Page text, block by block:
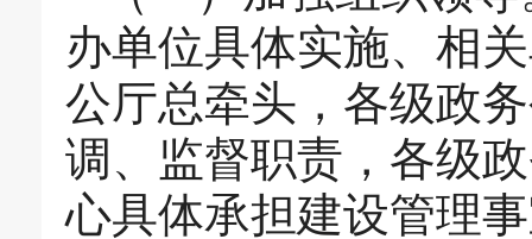
办单位具体实施、相
公厅总牵头，各级政
调、监督职责，各级
心具体承担建设管理